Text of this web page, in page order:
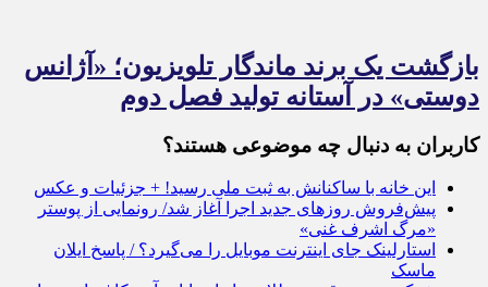
بازگشت یک برند ماندگار تلویزیون؛ «آژانس
دوستی» در آستانه تولید فصل دوم
کاربران به دنبال چه موضوعی هستند؟
این خانه با ساکنانش به ثبت ملی رسید! + جزئیات و عکس
پیش‌فروش روزهای جدید اجرا آغاز شد/ رونمایی از پوستر
«مرگ اشرف غنی»
استارلینک جای اینترنت موبایل را می‌گیرد؟ / پاسخ ایلان
ماسک